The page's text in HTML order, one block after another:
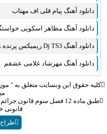
بهنام علمشاهی
سینا سرلک
علی شیرازی
علیرضا قربانی
پیوند
دانلود آهنگ پیام قلی اف مهتاب
دانلود آهنگ مظاهر اسکویی
دانلود آهنگ Dj TS3 ریمیکس پرنده مهاجر (سیاوش قمیشی)
دانلود آهنگ مهرشاد غلامی عشقم
کلیه حقوق این وبسایت متعلق به "
طبق ماده 12 فصل سوم قانون
قانونی